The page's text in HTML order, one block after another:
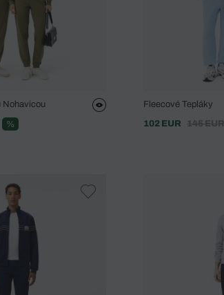
Nohavicou
%
Fleecové Tepláky
102 EUR
145 EUR